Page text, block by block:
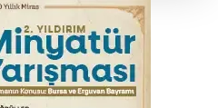
gece
yangını; Havadan ve
başlatıldı